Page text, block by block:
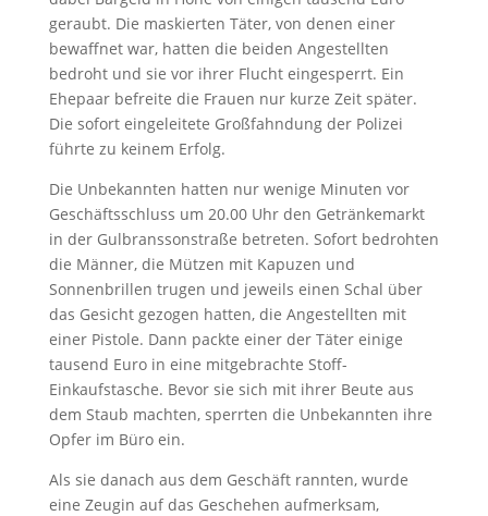
geraubt. Die maskierten Täter, von denen einer
bewaffnet war, hatten die beiden Angestellten
bedroht und sie vor ihrer Flucht eingesperrt. Ein
Ehepaar befreite die Frauen nur kurze Zeit später.
Die sofort eingeleitete Großfahndung der Polizei
führte zu keinem Erfolg.
Die Unbekannten hatten nur wenige Minuten vor
Geschäftsschluss um 20.00 Uhr den Getränkemarkt
in der Gulbranssonstraße betreten. Sofort bedrohten
die Männer, die Mützen mit Kapuzen und
Sonnenbrillen trugen und jeweils einen Schal über
das Gesicht gezogen hatten, die Angestellten mit
einer Pistole. Dann packte einer der Täter einige
tausend Euro in eine mitgebrachte Stoff-
Einkaufstasche. Bevor sie sich mit ihrer Beute aus
dem Staub machten, sperrten die Unbekannten ihre
Opfer im Büro ein.
Als sie danach aus dem Geschäft rannten, wurde
eine Zeugin auf das Geschehen aufmerksam,